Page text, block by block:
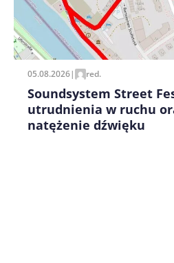
Zapamiętaj moje dane w
pisania kolejnych
05.08.2026| red.
Soundsystem Street
utrudnienia w ruchu
natężenie dźwięku